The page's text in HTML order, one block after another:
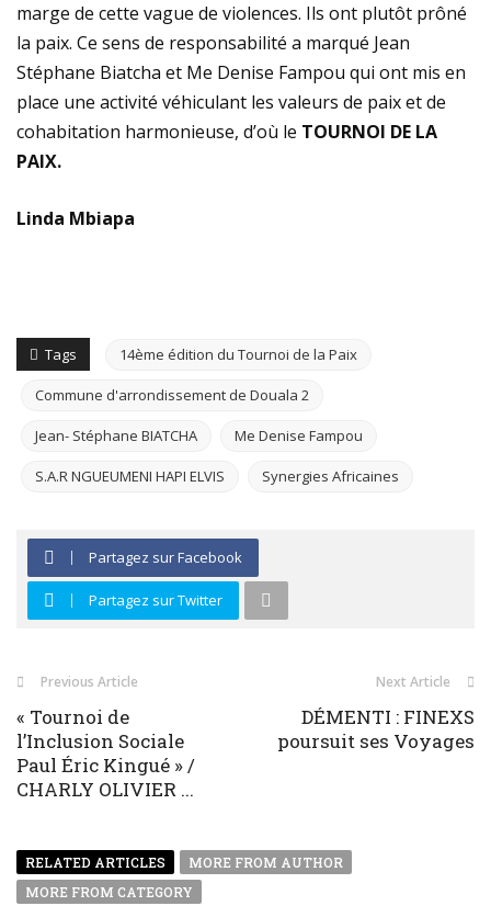
marge de cette vague de violences. Ils ont plutôt prôné
la paix. Ce sens de responsabilité a marqué Jean
Stéphane Biatcha et Me Denise Fampou qui ont mis en
place une activité véhiculant les valeurs de paix et de
cohabitation harmonieuse, d’où le TOURNOI DE LA
PAIX.
Linda Mbiapa
Tags 14ème édition du Tournoi de la Paix
Commune d'arrondissement de Douala 2
Jean- Stéphane BIATCHA Me Denise Fampou
S.A.R NGUEUMENI HAPI ELVIS Synergies Africaines
Partagez sur Facebook
Partagez sur Twitter
Previous Article
« Tournoi de
l’Inclusion Sociale
Paul Éric Kingué » /
CHARLY OLIVIER ...
Next Article
DÉMENTI : FINEXS
poursuit ses Voyages
RELATED ARTICLES
MORE FROM AUTHOR
MORE FROM CATEGORY